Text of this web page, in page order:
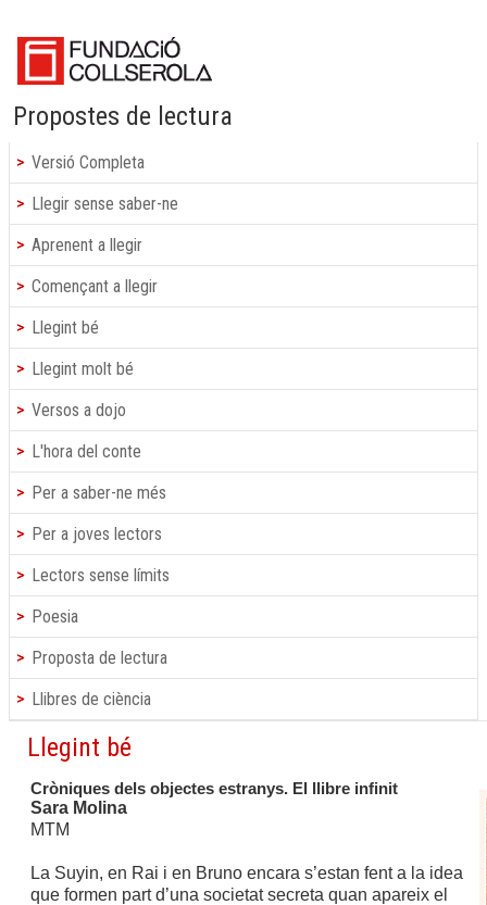
Propostes de lectura
Versió Completa
Llegir sense saber-ne
Aprenent a llegir
Començant a llegir
Llegint bé
Llegint molt bé
Versos a dojo
L'hora del conte
Per a saber-ne més
Per a joves lectors
Lectors sense límits
Poesia
Proposta de lectura
Llibres de ciència
Llegint bé
Cròniques dels objectes estranys. El llibre infinit
Sara Molina
MTM
La Suyin, en Rai i en Bruno encara s’estan fent a la idea
que formen part d’una societat secreta quan apareix el